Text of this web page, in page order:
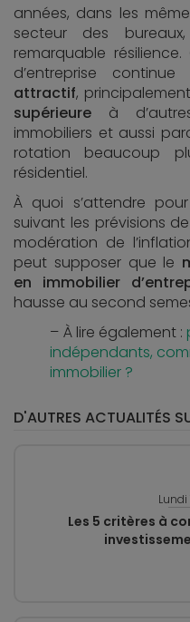
années, dans les
secteur des
remarquable
d’entreprise continue
attractif,
supérieure à
immobiliers et aussi
rotation beaucoup
résidentiel.
À quoi s’attendre
suivant les prévisions
modération de
peut supposer que le
en immobilier
hausse au second
À lire également :
indépendants,
immobilier ?
D'AUTRES ACTUALITÉS
Les 5 critères à